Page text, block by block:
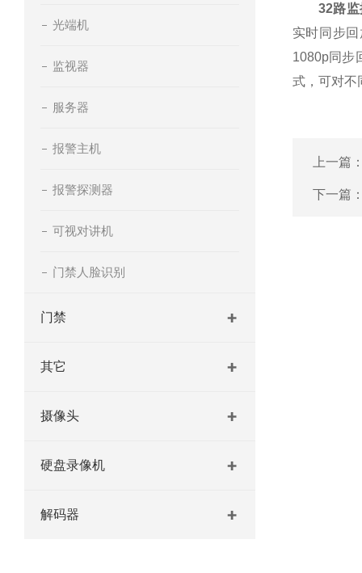
光端机
监视器
服务器
报警主机
报警探测器
可视对讲机
门禁人脸识别
门禁
其它
摄像头
硬盘录像机
解码器
32路
实时同步
1080p同步
式，可对不
上一篇
下一篇